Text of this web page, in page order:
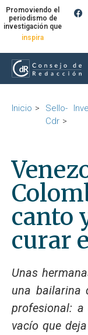
Promoviendo el
periodismo de
investigación que
inspira
Inicio
Sello-
Cdr
canto
curar
Unas
una bailarina
profesional:
vacío que